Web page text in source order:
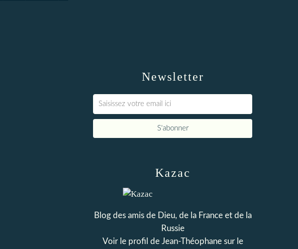
Newsletter
Kazac
Blog des amis de Dieu, de la France et de la
Russie
Voir le profil de Jean-Théophanesur le